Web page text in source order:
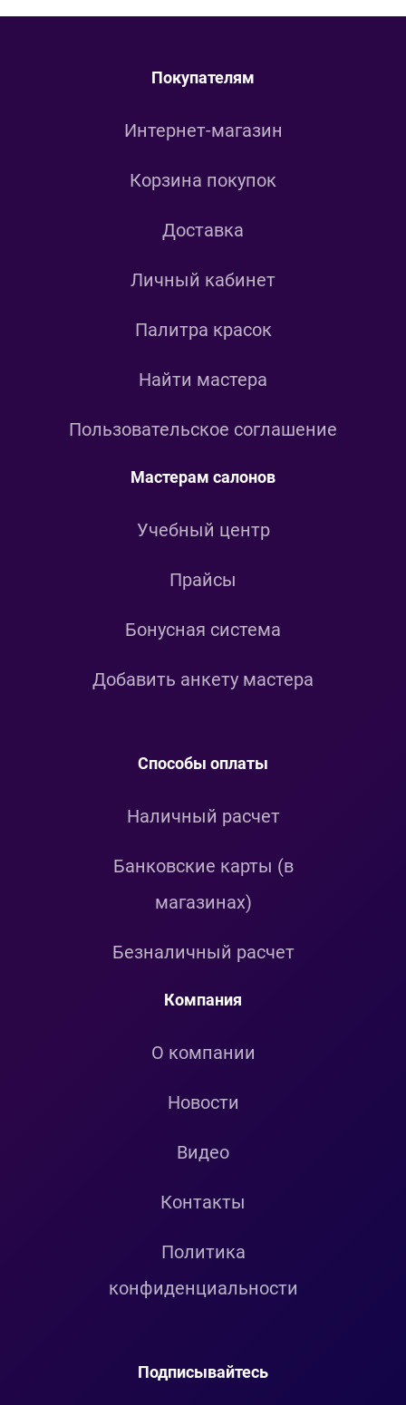
Покупателям
Интернет-магазин
Корзина покупок
Доставка
Личный кабинет
Палитра красок
Найти мастера
Пользовательское соглашение
Мастерам салонов
Учебный центр
Прайсы
Бонусная система
Добавить анкету мастера
Способы оплаты
Наличный расчет
Банковские карты (в
магазинах)
Безналичный расчет
Компания
О компании
Новости
Видео
Контакты
Политика
конфиденциальности
Подписывайтесь